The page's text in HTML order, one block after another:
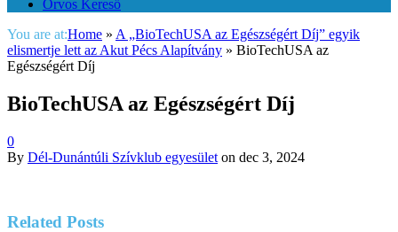
Orvos Kereső
You are at:Home » A „BioTechUSA az Egészségért Díj” egyik
elismertje lett az Akut Pécs Alapítvány » BioTechUSA az
Egészségért Díj
BioTechUSA az Egészségért Díj
0
By Dél-Dunántúli Szívklub egyesület on dec 3, 2024
Related Posts